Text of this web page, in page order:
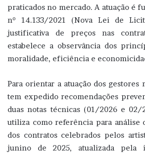
praticados no mercado. A atuação é
nº 14.133/2021 (Nova Lei de
justificativa de preços nas
estabelece a observância dos
moralidade, eficiência e
Para orientar a atuação dos gestores
tem expedido recomendações
duas notas técnicas (01/2026 e 02/
utiliza como referência para análise
dos contratos celebrados pelos
junino de 2025, atualizada pela